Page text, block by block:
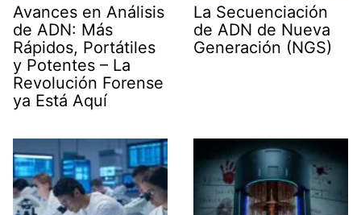
Avances en Análisis
de ADN: Más
Rápidos, Portátiles
y Potentes – La
Revolución Forense
ya Está Aquí
La Secuenciación
de ADN de Nueva
Generación (NGS)